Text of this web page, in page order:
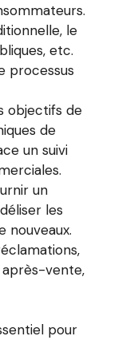
le
etc.
processus
objectifs de
de
un suivi
un
les
nouveaux.
après-vente,
pour